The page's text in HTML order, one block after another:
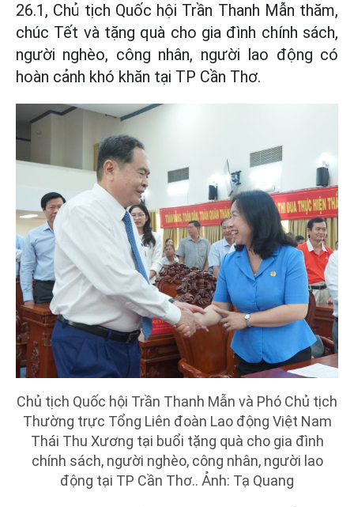
26.1, Chủ tịch Quốc hội Trần Thanh Mẫn thăm,
chúc Tết và tặng quà cho gia đình chính sách,
người nghèo, công nhân, người lao động có
hoàn cảnh khó khăn tại TP Cần Thơ.
Chủ tịch Quốc hội Trần Thanh Mẫn và Phó Chủ tịch
Thường trực Tổng Liên đoàn Lao động Việt Nam
Thái Thu Xương tại buổi tặng quà cho gia đình
chính sách, người nghèo, công nhân, người lao
động tại TP Cần Thơ.. Ảnh: Tạ Quang